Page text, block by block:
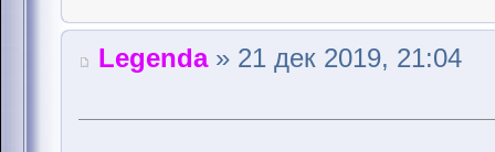
Legenda» 21 дек 2019, 21:04